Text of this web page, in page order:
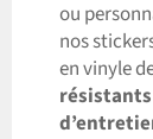
ou
nos
en vinyle